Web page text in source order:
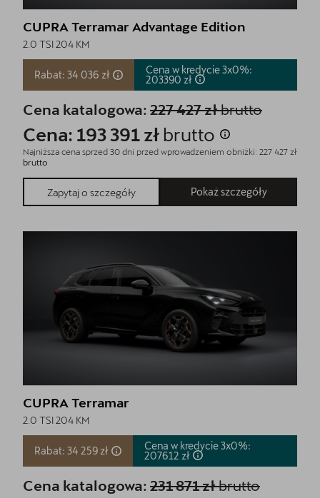
CUPRA Terramar Advantage Edition
2.0 TSI 204 KM
Rabat: 34 036 zł
Cena w kredycie 3x0%:
203390 zł
Cena katalogowa: 227 427 złbrutto
Cena: 193 391 zł brutto
Najniższa cena sprzed 30 dni przed wprowadzeniem obniżki: 227 427 zł
brutto
Zapytaj o szczegóły Pokaż szczegóły
CUPRA Terramar
2.0 TSI 204 KM
Rabat: 34 259 zł
Cena w kredycie 3x0%:
207612 zł
Cena katalogowa: 231 871 złbrutto